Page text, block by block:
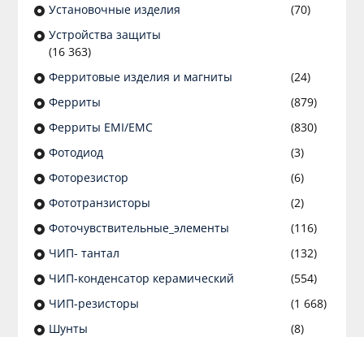
Установочные изделия
(70)
Устройства защиты
(16 363)
Ферритовые изделия и магниты
(24)
Ферриты
(879)
Ферриты EMI/EMC
(830)
Фотодиод
(3)
Фоторезистор
(6)
Фототранзисторы
(2)
Фоточувствительные_элементы
(116)
ЧИП- тантал
(132)
ЧИП-конденсатор керамический
(554)
ЧИП-резисторы
(1 668)
Шунты
(8)